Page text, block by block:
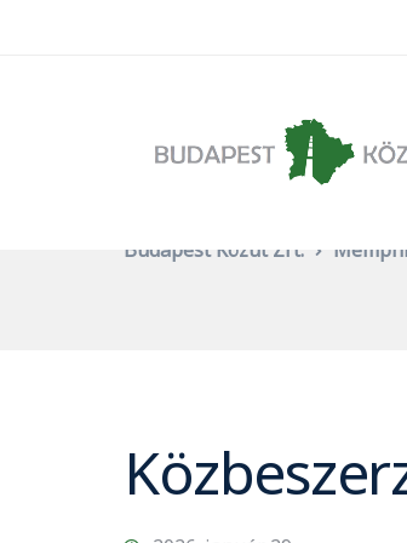
Budapest Közút Zrt.